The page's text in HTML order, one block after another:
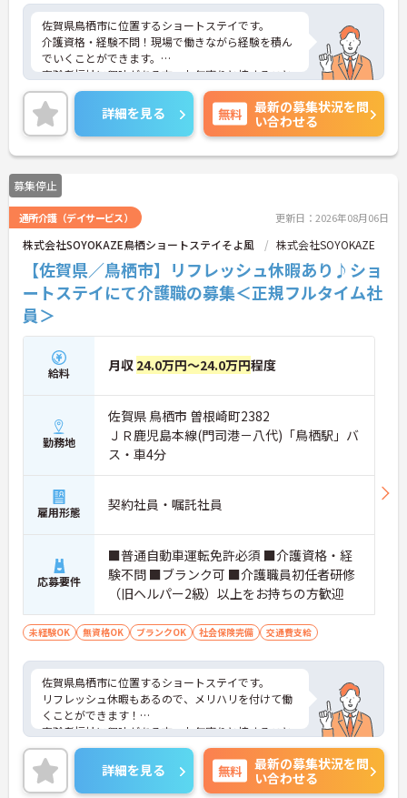
佐賀県鳥栖市に位置するショートステイです。
介護資格・経験不問！現場で働きながら経験を積ん
でいくことができます。
高齢者福祉に興味がある方、お年寄りと接すること
や話をすることが好きな方にもおすすめな求人で
す。
ご興味をお持ちの方はお気軽にお問い合わせくださ
い。
詳細を見る 無料
最新の募集状況を問
い合わせる
募集停止
通所介護（デイサービス） 更新日：2026年08月06日
株式会社SOYOKAZE鳥栖ショートステイそよ風 株式会社SOYOKAZE
【佐賀県／鳥栖市】リフレッシュ休暇あり♪ショ
ートステイにて介護職の募集＜正規フルタイム社
員＞
給料 月収 24.0万円～24.0万円程度
勤務地
佐賀県 鳥栖市 曽根崎町2382
ＪＲ鹿児島本線(門司港－八代)「鳥栖駅」バ
ス・車4分
雇用形態 契約社員・嘱託社員
応募要件
■普通自動車運転免許必須 ■介護資格・経
験不問 ■ブランク可 ■介護職員初任者研修
（旧ヘルパー2級）以上をお持ちの方歓迎
未経験OK 無資格OK ブランクOK 社会保険完備 交通費支給
佐賀県鳥栖市に位置するショートステイです。
リフレッシュ休暇もあるので、メリハリを付けて働
くことができます！
高齢者福祉に興味がある方、お年寄りと接すること
や話をすることが好きな方にもおすすめな求人で
す。
ご興味をお持ちの方はお気軽にお問い合わせくださ
詳細を見る 無料
最新の募集状況を問
い合わせる